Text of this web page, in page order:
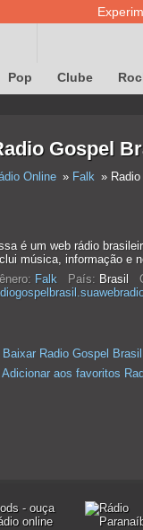
Pop Clube
Gospel
Online Falk
é um web rádio
música, informação e
Falk País: Brasil
Baixar Radio Gospel
Adicionar aos favoritos